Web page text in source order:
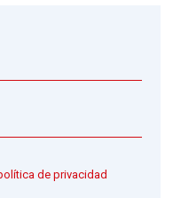
de privacidad